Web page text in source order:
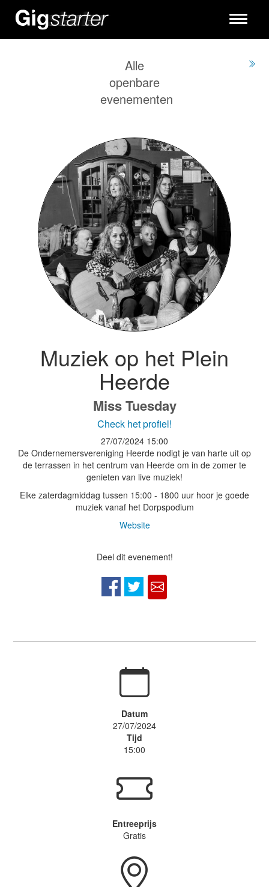
Toggle
Alle
openbare
evenementen
Muziek op het Plein
Heerde
Miss Tuesday
Check het profiel!
27/07/2024 15:00
De Ondernemersvereniging Heerde nodigt je van harte uit op
de terrassen in het centrum van Heerde om in de zomer te
genieten van live muziek!
Elke zaterdagmiddag tussen 15:00 - 1800 uur hoor je goede
muziek vanaf het Dorpspodium
Website
Deel dit evenement!
Datum
27/07/2024
Tijd
15:00
Entreeprijs
Gratis